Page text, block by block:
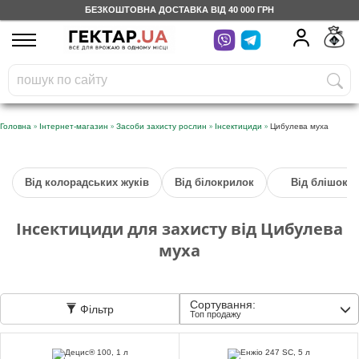
БЕЗКОШТОВНА ДОСТАВКА ВІД 40 000 ГРН
UA
На вашому
бонусному рахунку
грн
Безкоштовно по Україні
Категорії
Доставка
Головна » Інтернет-магазин » Засоби захисту рослин » Інсектициди » Цибулева муха
Від колорадських жуків Від білокрилок Від блішок
Інсектициди для захисту від Цибулева
муха
Фільтр Сортування:
Топ продажу